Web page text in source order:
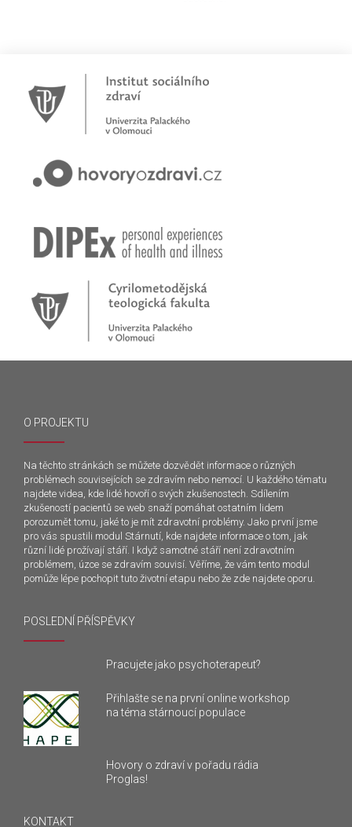
O PROJEKTU
Na těchto stránkách se můžete dozvědět informace o různých
problémech souvisejících se zdravím nebo nemocí. U každého tématu
najdete videa, kde lidé hovoří o svých zkušenostech. Sdílením
zkušeností pacientů se web snaží pomáhat ostatním lidem
porozumět tomu, jaké to je mít zdravotní problémy. Jako první jsme
pro vás spustili modul Stárnutí, kde najdete informace o tom, jak
různí lidé prožívají stáří. I když samotné stáří není zdravotním
problémem, úzce se zdravím souvisí. Věříme, že vám tento modul
pomůže lépe pochopit tuto životní etapu nebo že zde najdete oporu.
POSLEDNÍ PŘÍSPĚVKY
Pracujete jako psychoterapeut?
Přihlašte se na první online workshop
na téma stárnoucí populace
Hovory o zdraví v pořadu rádia
Proglas!
KONTAKT